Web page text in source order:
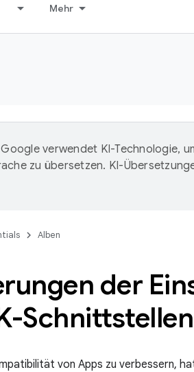
Mehr
Google verwendet KI-Technologie,
zu übersetzen. KI-
Alben
der
von Apps zu verbessern,